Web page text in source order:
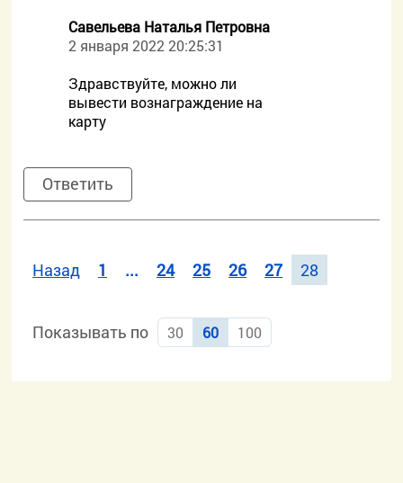
Савельева Наталья Петровна
2 января 2022 20:25:31
Здравствуйте, можно ли
вывести вознаграждение на
карту
Ответить
Назад 1 ... 24 25 26 27 28
Показывать по 30 60 100